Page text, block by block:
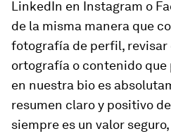
LinkedIn en Instagram o
de la misma manera que
fotografía de perfil, revisar
ortografía o contenido que
en nuestra bio es
resumen claro y positivo
siempre es un valor